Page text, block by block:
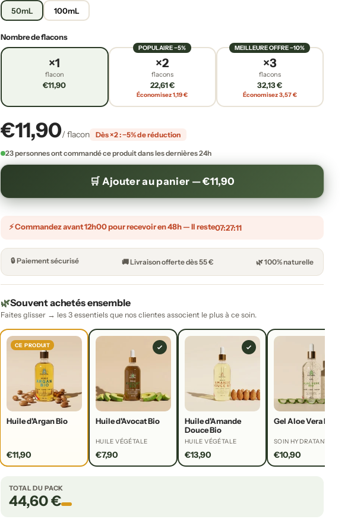
50mL 100mL
Nombre de flacons
×1
flacon
€11,90
POPULAIRE −5%
×2
flacons
22,61 €
Économisez 1,19 €
MEILLEURE OFFRE −10%
×3
flacons
32,13 €
Économisez 3,57 €
€11,90/ flacon Dès ×2 : −5% de réduction
23 personnes ont commandé ce produit dans les dernières 24h
🛒 Ajouter au panier —€11,90
⚡ Commandez avant 12h00 pour recevoir en 48h — Il reste07:27:09
🔒 Paiement sécurisé 🚚 Livraison offerte dès 55 € 🌿 100% naturelle
🌿Souvent achetés ensemble
Faites glisser → les 3 essentiels que nos clientes associent le plus à ce soin.
CE PRODUIT
Huile d'Argan Bio
€11,90
Huile d'Avocat Bio
HUILE VÉGÉTALE
€7,90
Huile d'Amande
Douce Bio
HUILE VÉGÉTALE
€13,90
Gel Aloe Vera Bio
SOIN HYDRATANT
€10,90
TOTAL DU PACK
44,60 €